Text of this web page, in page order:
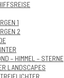
1
2
– HIMMEL – STERNE
LANDSCAPES